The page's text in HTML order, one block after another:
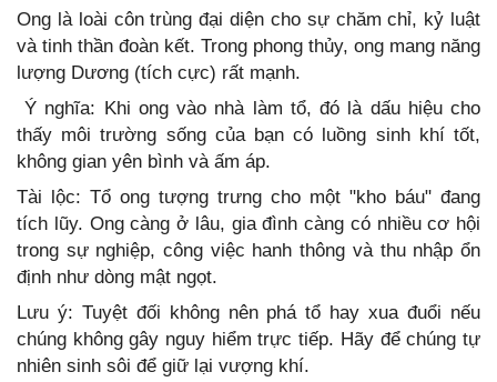
Ong là loài côn trùng đại diện cho sự chăm chỉ, kỷ luật
và tinh thần đoàn kết. Trong phong thủy, ong mang năng
lượng Dương (tích cực) rất mạnh.
Ý nghĩa: Khi ong vào nhà làm tổ, đó là dấu hiệu cho
thấy môi trường sống của bạn có luồng sinh khí tốt,
không gian yên bình và ấm áp.
Tài lộc: Tổ ong tượng trưng cho một "kho báu" đang
tích lũy. Ong càng ở lâu, gia đình càng có nhiều cơ hội
trong sự nghiệp, công việc hanh thông và thu nhập ổn
định như dòng mật ngọt.
Lưu ý: Tuyệt đối không nên phá tổ hay xua đuổi nếu
chúng không gây nguy hiểm trực tiếp. Hãy để chúng tự
nhiên sinh sôi để giữ lại vượng khí.